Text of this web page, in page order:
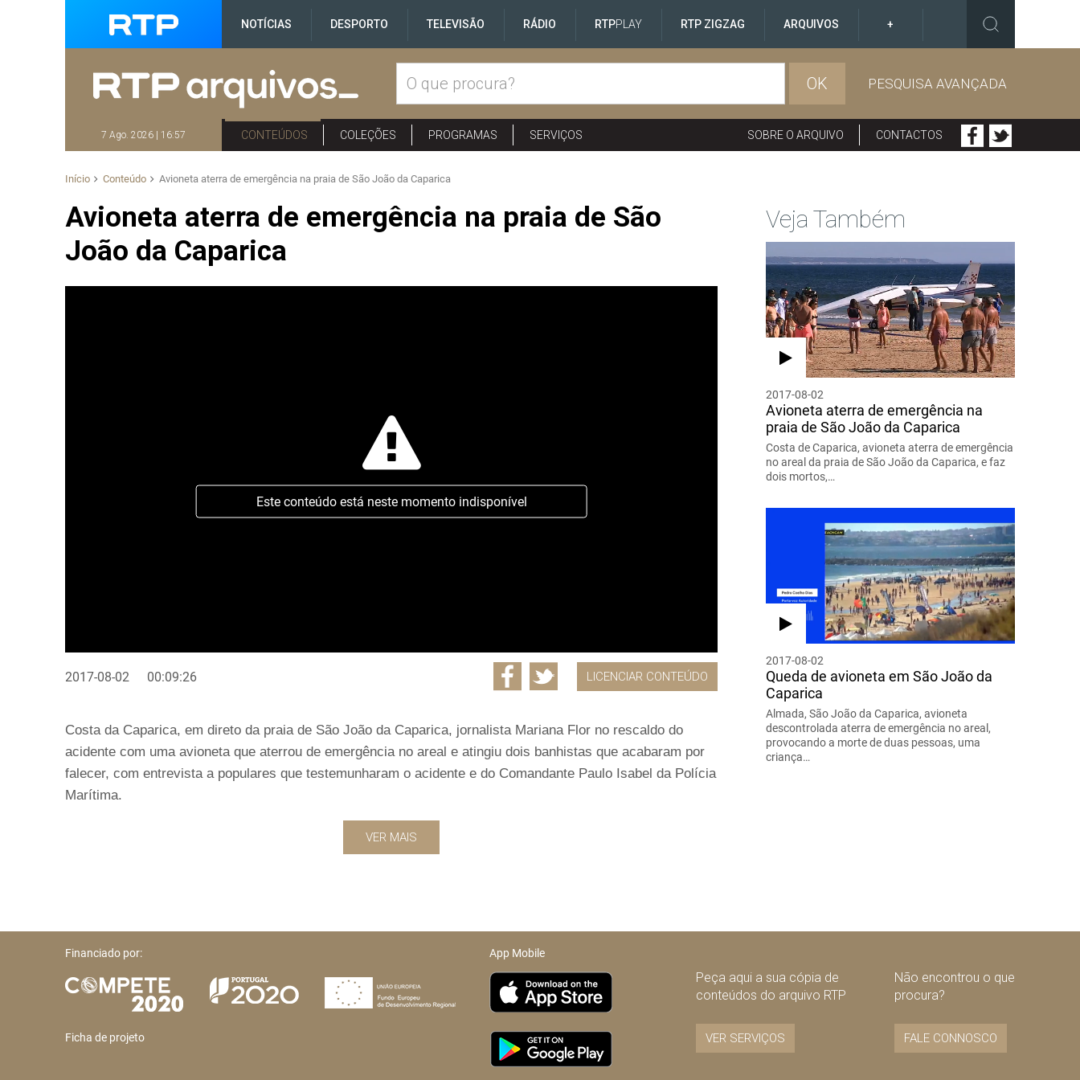
NOTÍCIAS DESPORTO TELEVISÃO RÁDIO RTPPLAY RTP ZIGZAG ARQUIVOS +
OK PESQUISA AVANÇADA
7 Ago. 2026 | 16:57 CONTEÚDOS COLEÇÕES PROGRAMAS SERVIÇOS SOBRE O ARQUIVO CONTACTOS
Início Conteúdo Avioneta aterra de emergência na praia de São João da Caparica
Avioneta aterra de emergência na praia de São
João da Caparica
Este conteúdo está neste momento indisponível
2017-08-02 00:09:26 LICENCIAR CONTEÚDO
Costa da Caparica, em direto da praia de São João da Caparica, jornalista Mariana Flor no rescaldo do
acidente com uma avioneta que aterrou de emergência no areal e atingiu dois banhistas que acabaram por
falecer, com entrevista a populares que testemunharam o acidente e do Comandante Paulo Isabel da Polícia
Marítima.
VER MAIS
Veja Também
2017-08-02
Avioneta aterra de emergência na
praia de São João da Caparica
Costa de Caparica, avioneta aterra de emergência
no areal da praia de São João da Caparica, e faz
dois mortos,…
2017-08-02
Queda de avioneta em São João da
Caparica
Almada, São João da Caparica, avioneta
descontrolada aterra de emergência no areal,
provocando a morte de duas pessoas, uma
criança…
Financiado por:
Ficha de projeto
App Mobile
Peça aqui a sua cópia de
conteúdos do arquivo RTP
VER SERVIÇOS
Não encontrou o que
procura?
FALE CONNOSCO